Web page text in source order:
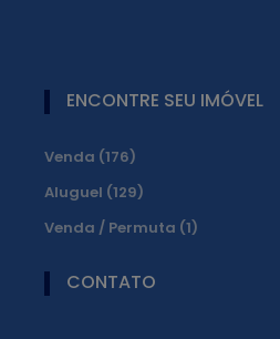
ENCONTRE SEU IMÓVEL
Venda (176)
Aluguel (129)
Venda / Permuta (1)
CONTATO